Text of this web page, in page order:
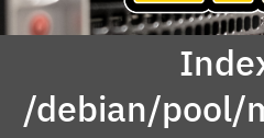
/debian/pool/